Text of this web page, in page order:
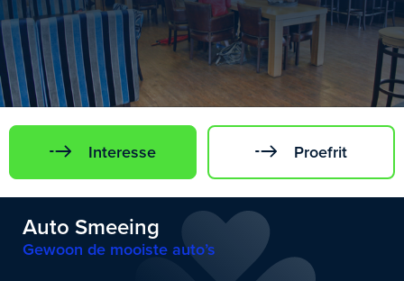
Interesse Proefrit
Auto Smeeing
Gewoon de mooiste auto’s